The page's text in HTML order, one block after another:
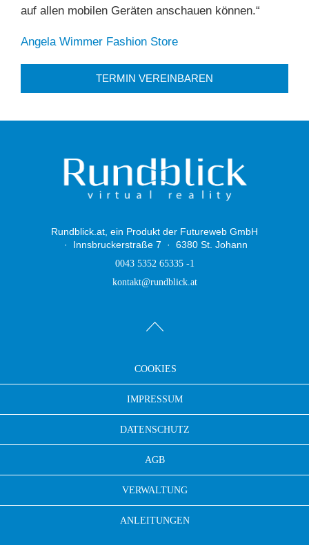
auf allen mobilen Geräten anschauen können.“
Angela Wimmer Fashion Store
TERMIN VEREINBAREN
Rundblick.at, ein Produkt der Futureweb GmbH
Innsbruckerstraße 7
6380 St. Johann
0043 5352 65335 -1
kontakt@rundblick.at
COOKIES
IMPRESSUM
DATENSCHUTZ
AGB
VERWALTUNG
ANLEITUNGEN